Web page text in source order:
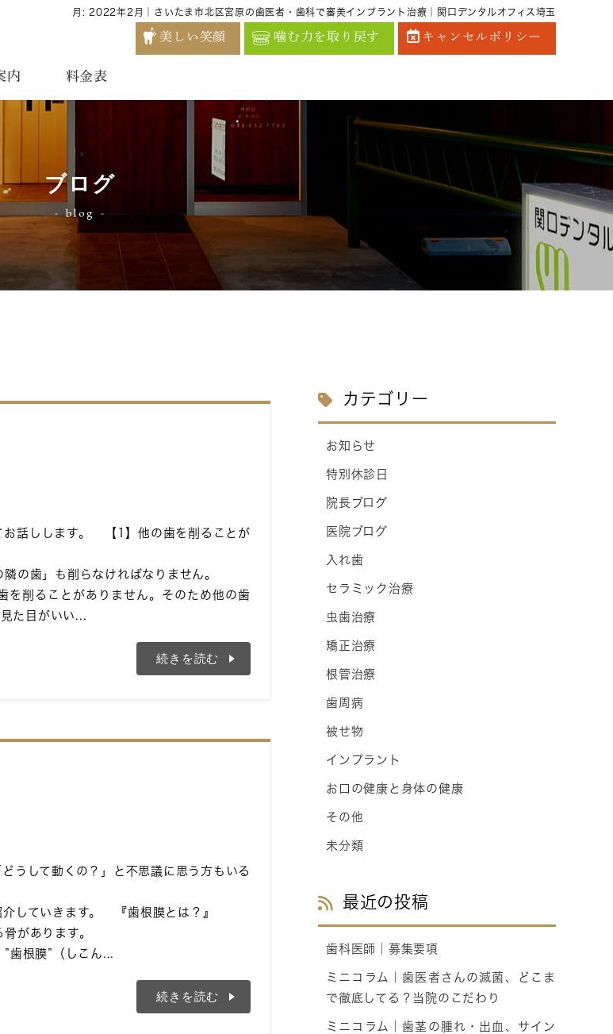
キャンセルポリシー
噛む力を取り戻す
美しい笑顔
内 料金表
ブログ
blog
月: 2022年2月 ｜さいたま市北区宮原の歯医者・歯科で審美インプラント治療｜関口デンタルオフィス埼玉
お話しします。 【1】他の歯を削ることが
の歯」も削らなければなりません。
を削ることがありません。そのため他の歯
た目がいい...
続きを読む
うして動くの？」と不思議に思う方もいる
していきます。 『歯根膜とは？』
があります。
歯根膜”（しこん...
続きを読む
カテゴリー
お知らせ
特別休診日
院長ブログ
医院ブログ
入れ歯
セラミック治療
虫歯治療
矯正治療
根管治療
歯周病
被せ物
インプラント
お口の健康と身体の健康
その他
未分類
最近の投稿
歯科医師｜募集要項
ミニコラム｜歯医者さんの滅菌、どこま
で徹底してる？当院のこだわり
ミニコラム｜歯茎の腫れ・出血、サイン